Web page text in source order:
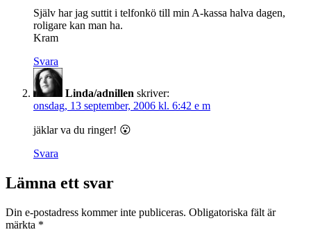
Själv har jag suttit i telfonkö till min A-kassa halva dagen,
roligare kan man ha.
Kram
Svara
Linda/adnillen skriver:
onsdag, 13 september, 2006 kl. 6:42 e m
jäklar va du ringer! 😮
Svara
Lämna ett svar
Din e-postadress kommer inte publiceras. Obligatoriska fält är
märkta *